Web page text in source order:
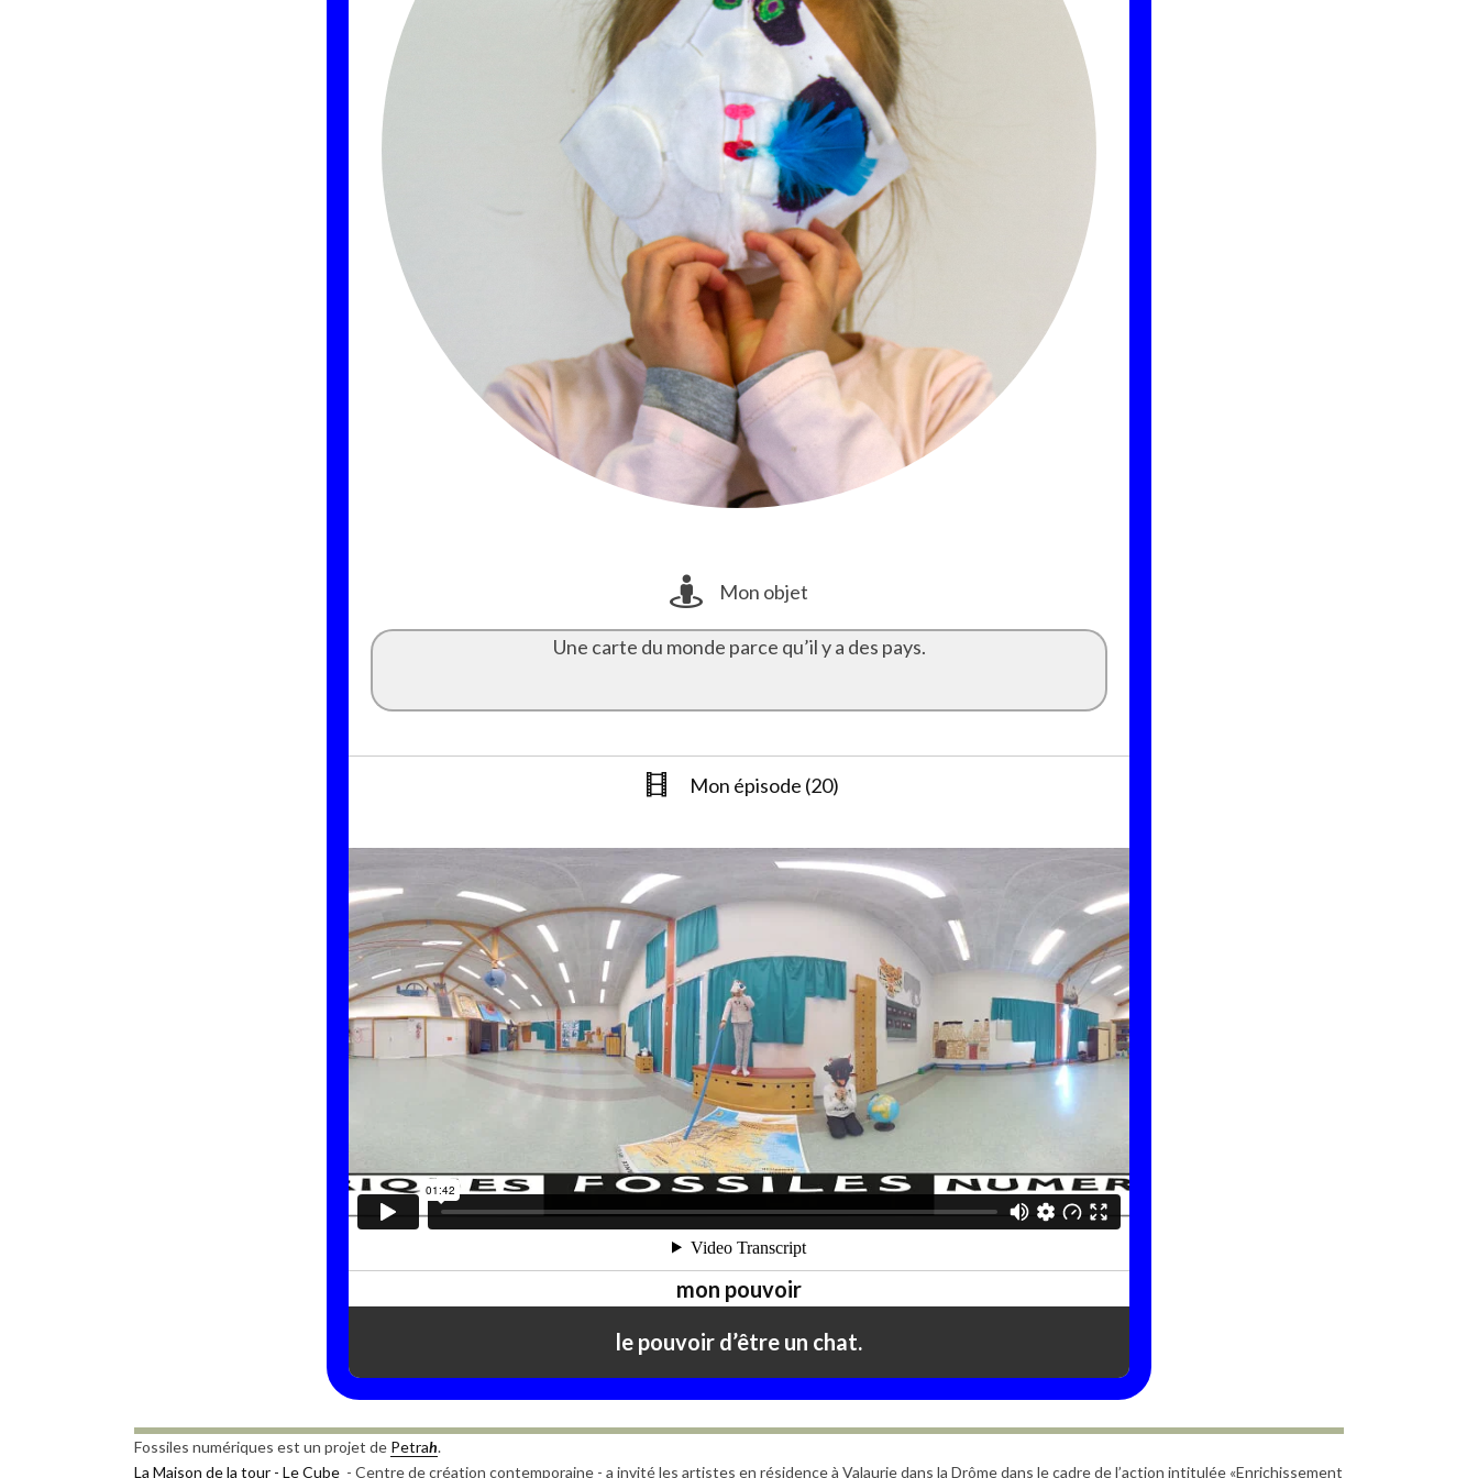
Mon objet
Une carte du monde parce qu’il y a des pays.
Mon épisode (20)
mon pouvoir
le pouvoir d’être un chat.
Fossiles numériques est un projet de Petrah.
La Maison de la tour - Le Cube - Centre de création contemporaine - a invité les artistes en résidence à Valaurie dans la Drôme dans le cadre de l’action intitulée «Enrichissement